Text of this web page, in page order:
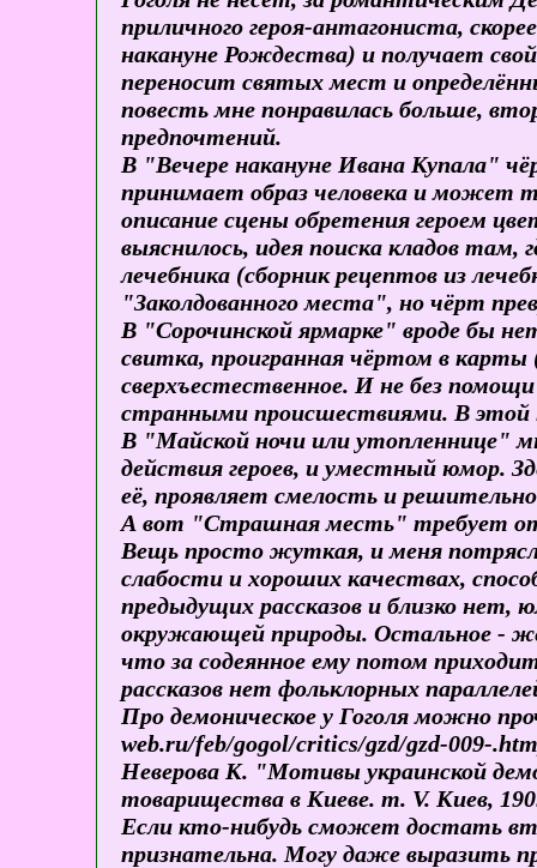
приличного героя-антагониста,
накануне Рождества) и получает
переносит святых мест и
повесть мне понравилась больше,
предпочтений.
В "Вечере накануне Ивана Купала"
принимает образ человека и может
описание сцены обретения героем
выяснилось, идея поиска кладов там,
лечебника (сборник рецептов из
"Заколдованного места", но чёрт
В "Сорочинской ярмарке" вроде бы
свитка, проигранная чёртом в
сверхъестественное. И не без
странными происшествиями. В этой
В "Майской ночи или утопленнице"
действия героев, и уместный юмор.
её, проявляет смелость и
А вот "Страшная месть" требует
Вещь просто жуткая, и меня
слабости и хороших качествах,
предыдущих рассказов и близко нет,
окружающей природы. Остальное -
что за содеянное ему потом
рассказов нет фольклорных
Про демоническое у Гоголя можно
web.ru/feb/gogol/critics/gzd/gzd-009-
Неверова К. "Мотивы украинской
товарищества в Киеве. т. V. Киев,
Если кто-нибудь сможет достать
признательна. Могу даже выразить